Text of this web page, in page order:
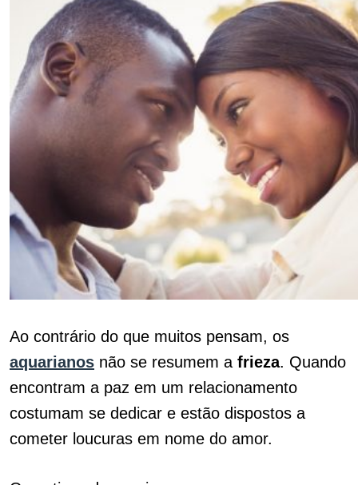
Ao contrário do que muitos pensam, os
aquarianos não se resumem a frieza. Quando
encontram a paz em um relacionamento
costumam se dedicar e estão dispostos a
cometer loucuras em nome do amor.